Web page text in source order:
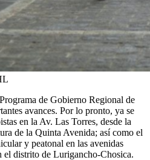
de Gobierno Regional de
avances. Por lo pronto, ya se
en la Av. Las Torres, desde la
de la Quinta Avenida; así como el
y peatonal en las avenidas
el distrito de Lurigancho-Chosica.